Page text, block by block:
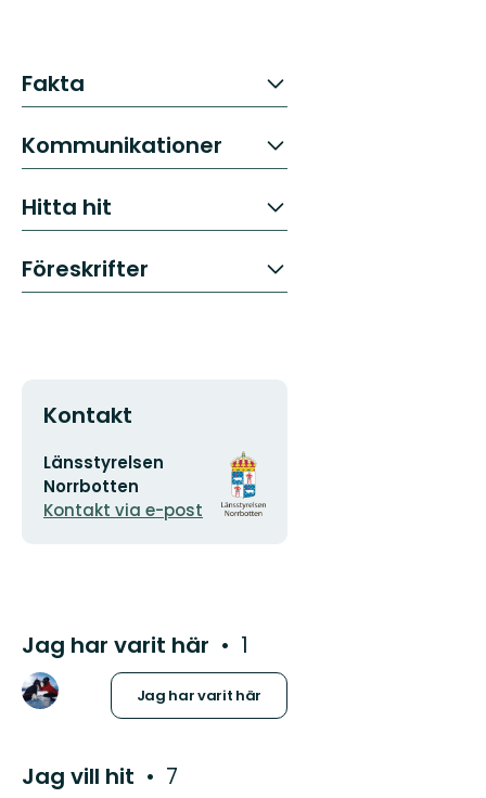
Fakta
Kommunikationer
Hitta hit
Föreskrifter
Kontakt
E-
postadress
Länsstyrelsen
Norrbotten
Kontakt via e-post
Organisationens
logotyp
Jag har varit här 1
Jag har varit här
Jag vill hit 7